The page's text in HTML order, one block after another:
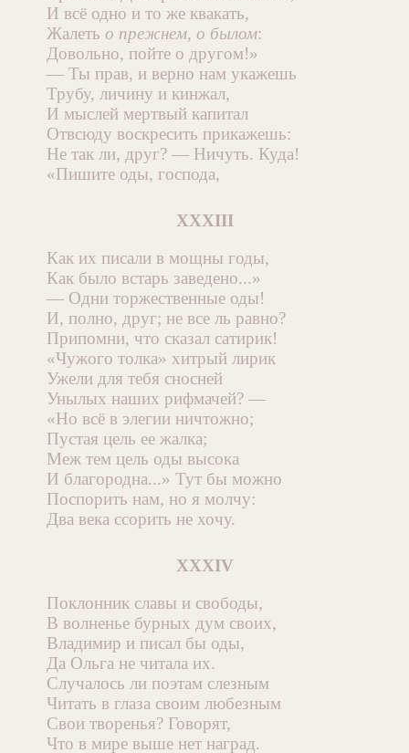
И всё одно и то же квакать,
Жалетьо прежнем, о былом:
Довольно, пойте о другом!»
— Ты прав, и верно нам укажешь
Трубу, личину и кинжал,
И мыслей мертвый капитал
Отвсюду воскресить прикажешь:
Не так ли, друг? — Ничуть. Куда!
«Пишите оды, господа,
XXXIII
Как их писали в мощны годы,
Как было встарь заведено...»
— Одни торжественные оды!
И, полно, друг; не все ль равно?
Припомни, что сказал сатирик!
«Чужого толка» хитрый лирик
Ужели для тебя сносней
Унылых наших рифмачей? —
«Но всё в элегии ничтожно;
Пустая цель ее жалка;
Меж тем цель оды высока
И благородна...» Тут бы можно
Поспорить нам, но я молчу:
Два века ссорить не хочу.
XXXIV
Поклонник славы и свободы,
В волненье бурных дум своих,
Владимир и писал бы оды,
Да Ольга не читала их.
Случалось ли поэтам слезным
Читать в глаза своим любезным
Свои творенья? Говорят,
Что в мире выше нет наград.